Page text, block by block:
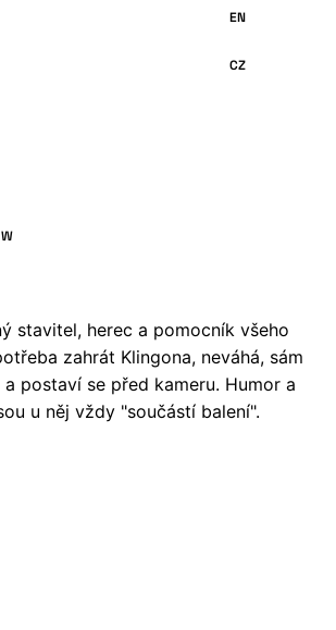
stavitel, herec a pomocník všeho
zahrát Klingona, neváhá, sám
postaví se před kameru. Humor a
u něj vždy "součástí balení".